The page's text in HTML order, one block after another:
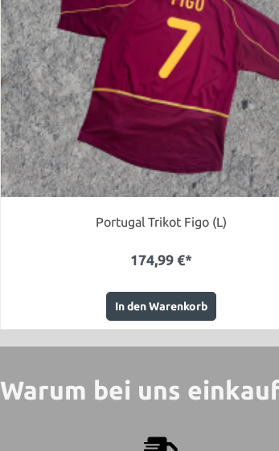
Portugal Trikot Figo (L)
174,99 €*
In den Warenkorb
Warum bei uns